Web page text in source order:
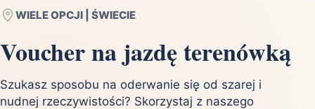
WIELE OPCJI | ŚWIECIE
Voucher na jazdę terenówką
Szukasz sposobu na oderwanie się od szarej i
nudnej rzeczywistości? Skorzystaj z naszego